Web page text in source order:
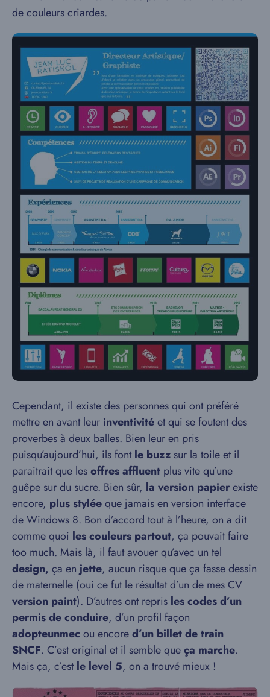
de couleurs criardes.
Cependant, il existe des personnes qui ont préféré
mettre en avant leur inventivitéet qui se foutent des
proverbes à deux balles. Bien leur en pris
puisqu’aujourd’hui, ils fontle buzz sur la toile et il
paraitrait que lesoffres affluent plus vite qu’une
guêpe sur du sucre. Bien sûr, la version papierexiste
encore, plus styléeque jamais en version interface
de Windows 8. Bon d’accord tout à l’heure, on a dit
comme quoi les couleurs partout, ça pouvait faire
too much. Mais là, il faut avouer qu’avec un tel
design, ça enjette, aucun risque que ça fasse dessin
de maternelle (oui ce fut le résultat d’un de mes CV
version paint). D’autres ont repris les codes d’un
permis de conduire, d’un profil façon
adopteunmec ou encored’un billet de train
SNCF. C’est original et il semble queça marche.
Mais ça, c’estle level 5, on a trouvé mieux !